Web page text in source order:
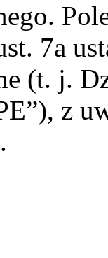
7a
(t. j.
z